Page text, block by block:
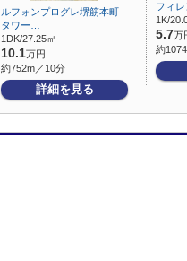
ルフォンプログレ堺筋本町
タワー…
1DK/27.25㎡
10.1万円
約752m／10分
詳細を見る
フィ
1K/
5.7万
約